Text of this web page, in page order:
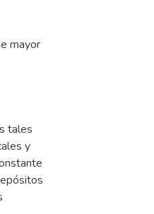
mayor
tales
y